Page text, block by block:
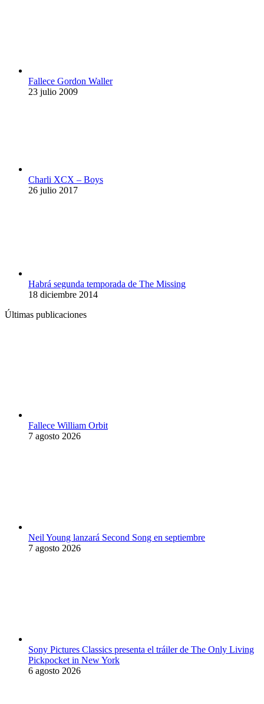
Fallece Gordon Waller
23 julio 2009
Charli XCX – Boys
26 julio 2017
Habrá segunda temporada de The Missing
18 diciembre 2014
Últimas publicaciones
Fallece William Orbit
7 agosto 2026
Neil Young lanzará Second Song en septiembre
7 agosto 2026
Sony Pictures Classics presenta el tráiler de The Only Living
Pickpocket in New York
6 agosto 2026